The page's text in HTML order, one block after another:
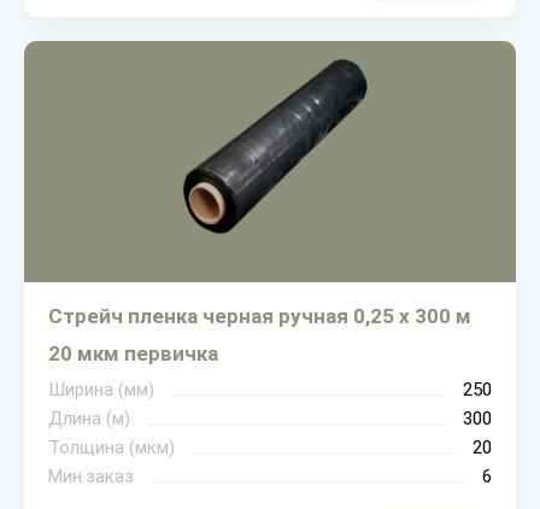
Стрейч пленка черная ручная 0,25 х 300 м
20 мкм первичка
Ширина (мм)
250
Длина (м)
300
Толщина (мкм)
20
Мин.заказ
6